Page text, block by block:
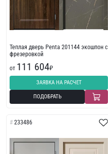
Теплая дверь Penta 201144 экошпон с
фрезеровкой
от 111 604₽
ЗАЯВКА НА РАСЧЕТ
ПОДОБРАТЬ
233486